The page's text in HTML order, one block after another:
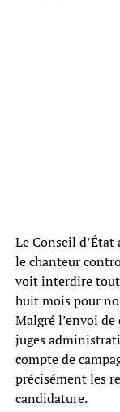
Le Conseil
le chanteur
voit interdire
huit mois pour
Malgré l’envoi
juges
compte de
précisément les
candidature.